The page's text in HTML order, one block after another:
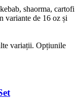
shaorma, cartofi
variante de 16 oz și
variații. Opțiunile